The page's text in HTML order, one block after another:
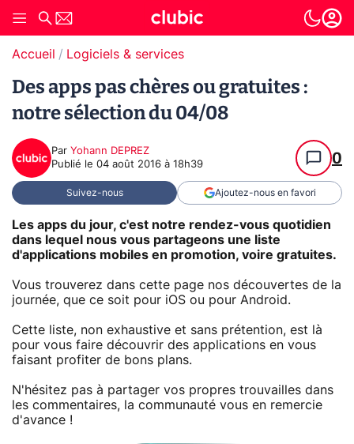
Accueil Logiciels & services
Des apps pas chères ou gratuites :
notre sélection du 04/08
Par Yohann DEPREZ
Publié le 04 août 2016 à 18h39 0
Suivez-nous Ajoutez-nous en favori
Les apps du jour, c'est notre rendez-vous quotidien
dans lequel nous vous partageons une liste
d'applications mobiles en promotion, voire gratuites.
Vous trouverez dans cette page nos découvertes de la
journée, que ce soit pour iOS ou pour Android.
Cette liste, non exhaustive et sans prétention, est là
pour vous faire découvrir des applications en vous
faisant profiter de bons plans.
N'hésitez pas à partager vos propres trouvailles dans
les commentaires, la communauté vous en remercie
d'avance !